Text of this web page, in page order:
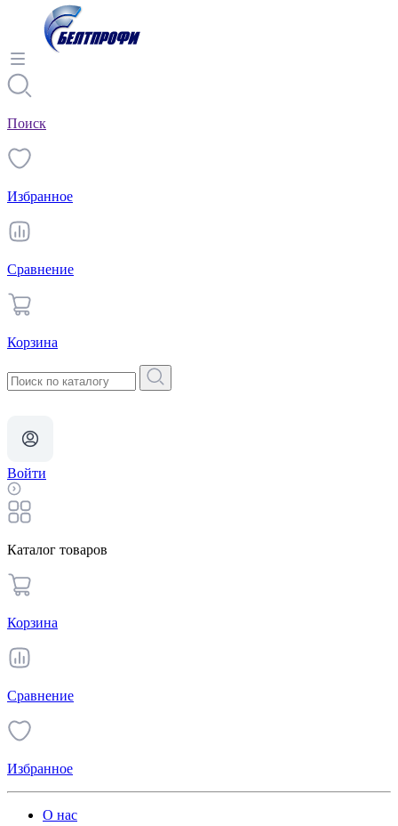
Поиск
Избранное
Сравнение
Корзина
Войти
Каталог товаров
Корзина
Сравнение
Избранное
О нас